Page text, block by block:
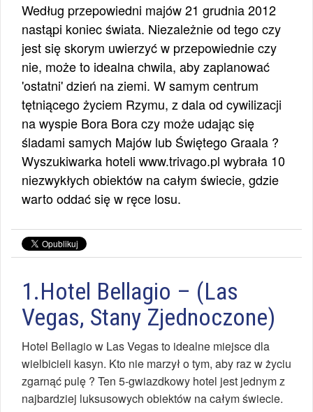
Według przepowiedni majów 21 grudnia 2012
nastąpi koniec świata. Niezależnie od tego czy
jest się skorym uwierzyć w przepowiednie czy
nie, może to idealna chwila, aby zaplanować
'ostatni' dzień na ziemi. W samym centrum
tętniącego życiem Rzymu, z dala od cywilizacji
na wyspie Bora Bora czy może udając się
śladami samych Majów lub Świętego Graala ?
Wyszukiwarka hoteli www.trivago.pl wybrała 10
niezwykłych obiektów na całym świecie, gdzie
warto oddać się w ręce losu.
1.Hotel Bellagio – (Las
Vegas, Stany Zjednoczone)
Hotel Bellagio w Las Vegas to idealne miejsce dla
wielbicieli kasyn. Kto nie marzył o tym, aby raz w życiu
zgarnąć pulę ? Ten 5-gwiazdkowy hotel jest jednym z
najbardziej luksusowych obiektów na całym świecie.